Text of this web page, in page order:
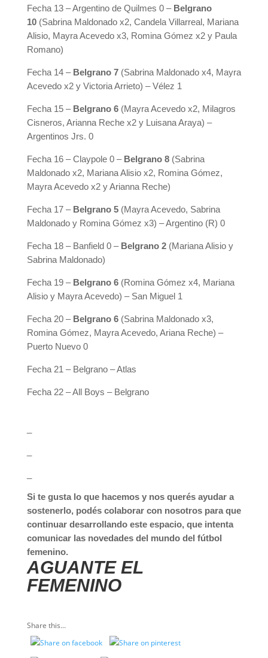
Fecha 13 – Argentino de Quilmes 0 – Belgrano
10 (Sabrina Maldonado x2, Candela Villarreal, Mariana
Alisio, Mayra Acevedo x3, Romina Gómez x2 y Paula
Romano)
Fecha 14 – Belgrano 7 (Sabrina Maldonado x4, Mayra
Acevedo x2 y Victoria Arrieto) – Vélez 1
Fecha 15 – Belgrano 6 (Mayra Acevedo x2, Milagros
Cisneros, Arianna Reche x2 y Luisana Araya) –
Argentinos Jrs. 0
Fecha 16 – Claypole 0 – Belgrano 8 (Sabrina
Maldonado x2, Mariana Alisio x2, Romina Gómez,
Mayra Acevedo x2 y Arianna Reche)
Fecha 17 – Belgrano 5 (Mayra Acevedo, Sabrina
Maldonado y Romina Gómez x3) – Argentino (R) 0
Fecha 18 – Banfield 0 – Belgrano 2 (Mariana Alisio y
Sabrina Maldonado)
Fecha 19 – Belgrano 6 (Romina Gómez x4, Mariana
Alisio y Mayra Acevedo) – San Miguel 1
Fecha 20 – Belgrano 6 (Sabrina Maldonado x3,
Romina Gómez, Mayra Acevedo, Ariana Reche) –
Puerto Nuevo 0
Fecha 21 – Belgrano – Atlas
Fecha 22 – All Boys – Belgrano
Si te gusta lo que hacemos y nos querés ayudar a
sostenerlo, podés colaborar con nosotros para que
continuar desarrollando este espacio, que intenta
comunicar las novedades del mundo del fútbol
femenino.
AGUANTE EL
FEMENINO
Share this...